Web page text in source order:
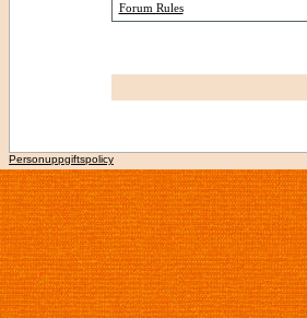
Forum Rules
Personuppgiftspolicy